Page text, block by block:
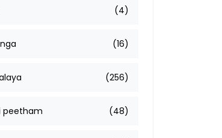
(4)
(16)
(256)
peetham (48)